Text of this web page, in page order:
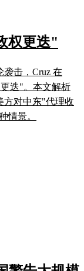
权更迭"
击，Cruz 在
迭"。本文解析
方对中东"代理收
情景。